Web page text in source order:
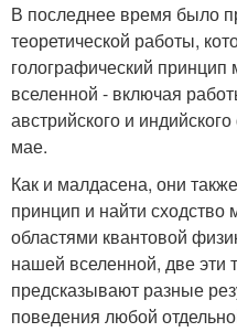
В последнее время было
теоретической работы,
голографический
вселенной - включая
австрийского и
мае.
Как и малдасена, они
принцип и найти
областями квантовой
нашей вселенной, две эти
предсказывают разные
поведения любой